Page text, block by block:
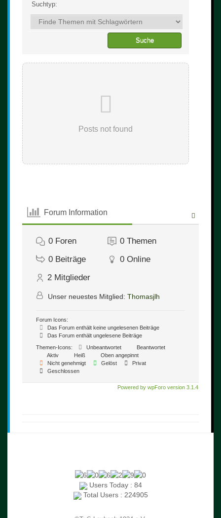
Suchtyp:
Posts not found
Forum Information
0 Foren 0 Themen
0 Beiträge 0 Online
2 Mitglieder
Unser neuestes Mitglied: Thomasjlh
Forum Icons:
Das Forum enthält keine ungelesenen Beiträge
Das Forum enthält ungelesene Beiträge
Themen-Icons:
Unbeantwortet
Beantwortet
Aktiv
Heiß
Oben angepinnt
Nicht genehmigt
Gelöst
Privat
Geschlossen
Powered by wpForo version 3.1.4
Users Today : 84
Total Users : 224905